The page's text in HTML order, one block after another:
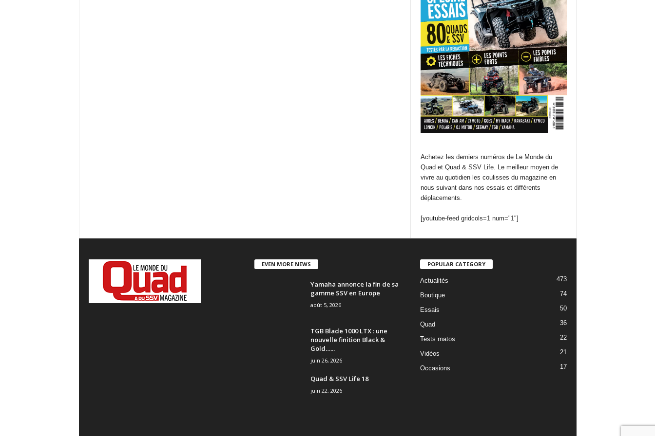
Achetez les derniers numéros de Le Monde du
Quad et Quad & SSV Life. Le meilleur moyen de
vivre au quotidien les coulisses du magazine en
nous suivant dans nos essais et différents
déplacements.
[youtube-feed gridcols=1 num="1"]
EVEN MORE NEWS
Yamaha annonce la fin de sa
gamme SSV en Europe
août 5, 2026
TGB Blade 1000 LTX : une
nouvelle finition Black &
Gold…...
juin 26, 2026
Quad & SSV Life 18
juin 22, 2026
POPULAR CATEGORY
Actualités 473
Boutique 74
Essais 50
Quad 36
Tests matos 22
Vidéos 21
Occasions 17